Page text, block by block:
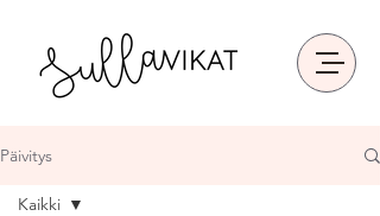
Päivitys
Kaikki